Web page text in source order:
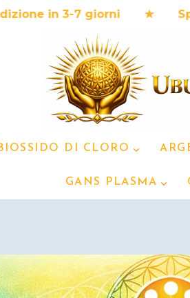
giorni ★
DI CLORO
GANS PLASMA